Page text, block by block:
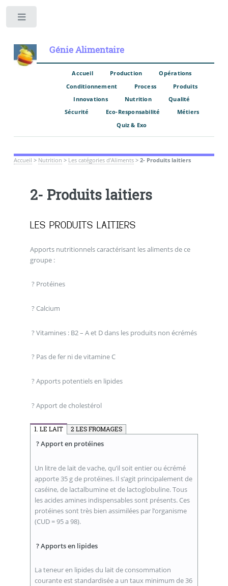
Génie Alimentaire
Accueil Production
Opérations
Conditionnement
Process
Produits
Innovations
Nutrition
Qualité
Sécurité
Eco-Responsabilité
Métiers
Quiz & Exo
Accueil > Nutrition > Les catégories d’Aliments> 2- Produits laitiers
2- Produits laitiers
Apports nutritionnels caractérisant les aliments de ce
groupe :
? Protéines
? Calcium
? Vitamines : B2 – A et D dans les produits non écrémés
? Pas de fer ni de vitamine C
? Apports potentiels en lipides
? Apport de cholestérol
1. LE LAIT 2 LES FROMAGES
? Apport en protéines
Un litre de lait de vache, qu’il soit entier ou écrémé
apporte 35 g de protéines. Il s’agit principalement de
caséine, de lactalbumine et de lactoglobuline. Tous
les acides amines indispensables sont présents. Ces
protéines sont très bien assimilées par l’organisme
(CUD = 95 a 98).
? Apports en lipides
La teneur en lipides du lait de consommation
courante est standardisée a un taux minimum de 36